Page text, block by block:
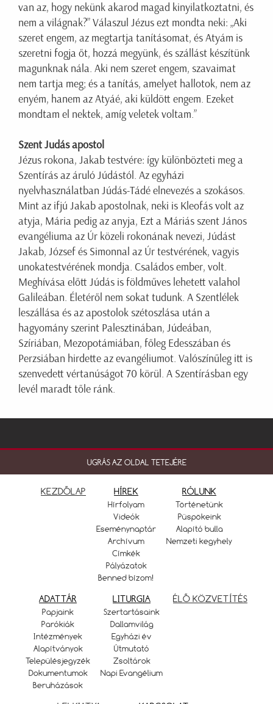
van az, hogy nekünk akarod magad kinyilatkoztatni, és
nem a világnak?” Válaszul Jézus ezt mondta neki: „Aki
szeret engem, az megtartja tanításomat, és Atyám is
szeretni fogja őt, hozzá megyünk, és szállást készítünk
magunknak nála. Aki nem szeret engem, szavaimat
nem tartja meg; és a tanítás, amelyet hallotok, nem az
enyém, hanem az Atyáé, aki küldött engem. Ezeket
mondtam el nektek, amíg veletek voltam.”
Szent Judás apostol
Jézus rokona, Jakab testvére: így különbözteti meg a
Szentírás az áruló Júdástól. Az egyházi
nyelvhasználatban Júdás-Tádé elnevezés a szokásos.
Mint az ifjú Jakab apostolnak, neki is Kleofás volt az
atyja, Mária pedig az anyja, Ezt a Máriás szent János
evangéliuma az Úr közeli rokonának nevezi, Júdást
Jakab, József és Simonnal az Úr testvérének, vagyis
unokatestvérének mondja. Családos ember, volt.
Meghívása előtt Júdás is földműves lehetett valahol
Galileában. Életéről nem sokat tudunk. A Szentlélek
leszállása és az apostolok szétoszlása után a
hagyomány szerint Palesztinában, Júdeában,
Szíriában, Mezopotámiában, főleg Edesszában és
Perzsiában hirdette az evangéliumot. Valószínűleg itt is
szenvedett vértanúságot 70 körül. A Szentírásban egy
levél maradt tőle ránk.
UGRÁS AZ OLDAL TETEJÉRE
KEZDŐLAP HÍREK
Hírfolyam
Videók
Eseménynaptár
Archívum
Címkék
Pályázatok
Benned bízom!
RÓLUNK
Történetünk
Püspökeink
Alapító bulla
Nemzeti kegyhely
ADATTÁR
Papjaink
Parókiák
Intézmények
Alapítványok
Településjegyzék
Dokumentumok
Beruházások
LITURGIA
Szertartásaink
Dallamvilág
Egyházi év
Útmutató
Zsoltárok
Napi Evangélium
ÉLŐ KÖZVETÍTÉS